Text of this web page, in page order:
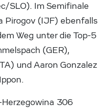
SLO). Im Semifinale
Pirogov (IJF) ebenfalls
Weg unter die Top-5
(GER),
und Aaron Gonzalez
306